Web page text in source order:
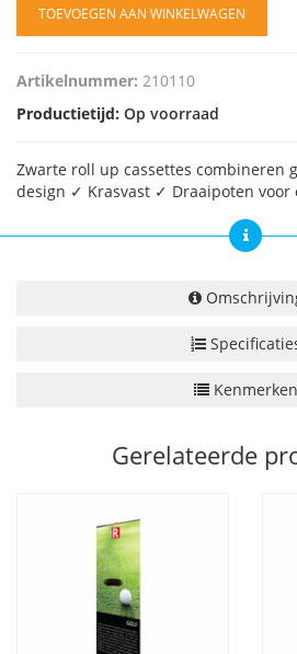
TOEVOEGEN AAN WINKELWAGEN
Artikelnummer: 210110
Productietijd: Op voorraad
Zwarte roll up cassettes combineren
design ✓ Krasvast ✓ Draaipoten voor
Kenmerken
Gerelateerde